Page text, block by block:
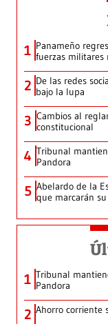
1 Panameño
fuerzas militares
2 De las redes
bajo la lupa
3 Cambios al
constitucional
4 Tribunal
Pandora
5 Abelardo de la
que marcarán
1 Tribunal
Pandora
2 Ahorro corriente